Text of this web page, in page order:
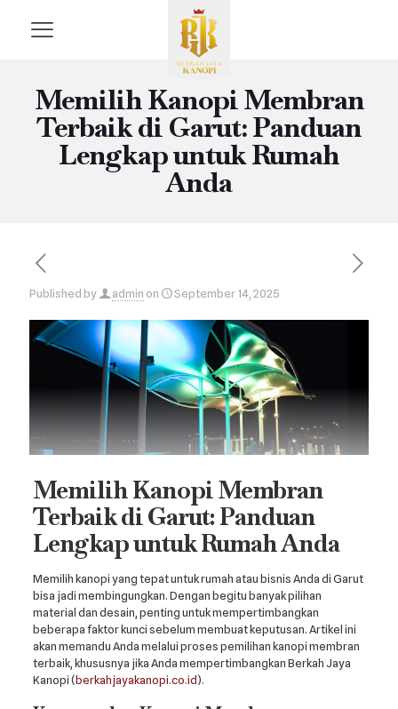
Memilih Kanopi Membran
Terbaik di Garut: Panduan
Lengkap untuk Rumah
Anda
Published by admin on September 14, 2025
Memilih Kanopi Membran
Terbaik di Garut: Panduan
Lengkap untuk Rumah Anda
Memilih kanopi yang tepat untuk rumah atau bisnis Anda di Garut
bisa jadi membingungkan. Dengan begitu banyak pilihan
material dan desain, penting untuk mempertimbangkan
beberapa faktor kunci sebelum membuat keputusan. Artikel ini
akan memandu Anda melalui proses pemilihan kanopi membran
terbaik, khususnya jika Anda mempertimbangkan Berkah Jaya
Kanopi (berkahjayakanopi.co.id).